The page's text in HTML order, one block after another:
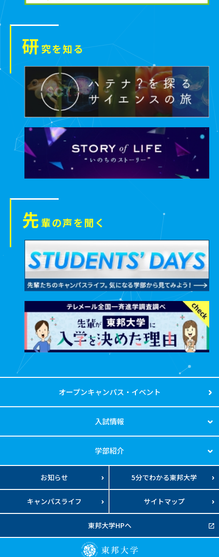
研 究を知る
先輩の声を聞く
オープンキャンパス・イベント
入試情報
学部紹介
お知らせ 5分でわかる東邦大学
キャンパスライフ サイトマップ
東邦大学HPへ